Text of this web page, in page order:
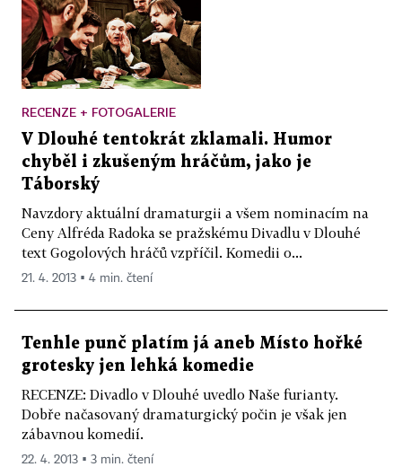
RECENZE + FOTOGALERIE
V Dlouhé tentokrát zklamali. Humor
chyběl i zkušeným hráčům, jako je
Táborský
Navzdory aktuální dramaturgii a všem nominacím na
Ceny Alfréda Radoka se pražskému Divadlu v Dlouhé
text Gogolových hráčů vzpříčil. Komedii o...
21. 4. 2013 ▪ 4 min. čtení
Tenhle punč platím já aneb Místo hořké
grotesky jen lehká komedie
RECENZE: Divadlo v Dlouhé uvedlo Naše furianty.
Dobře načasovaný dramaturgický počin je však jen
zábavnou komedií.
22. 4. 2013 ▪ 3 min. čtení